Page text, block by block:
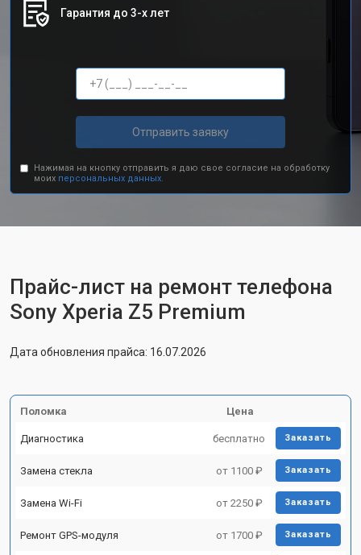
Гарантия до 3-х лет
Отправить заявку
Нажимая на кнопку отправить я даю свое согласие на обработку
моих персональных данных.
Прайс-лист на ремонт телефона
Sony Xperia Z5 Premium
Дата обновления прайса: 16.07.2026
Поломка Цена
Диагностика бесплатно Заказать
Замена стекла от 1100 ₽ Заказать
Замена Wi-Fi от 2250 ₽ Заказать
Ремонт GPS-модуля от 1700 ₽ Заказать